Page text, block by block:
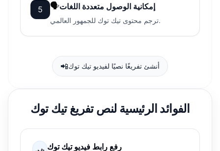
5 🗣إمكانية الوصول متعددة اللغات
ترجم محتوى تيك توك للجمهور العالمي.
📲أنشئ تفريغًا نصيًا لفيديو تيك توك
الفوائد الرئيسية لنص تفريغ تيك توك
رفع رابط فيديو تيك توك